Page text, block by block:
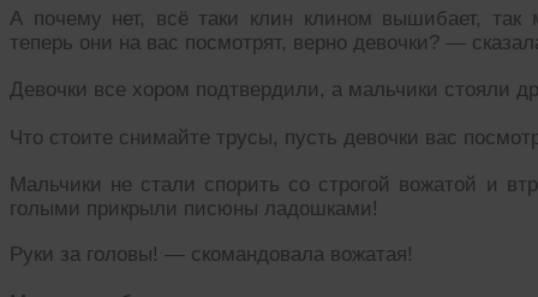
А почему нет, всё таки клин клином вышибает, так
теперь они на вас посмотрят, верно девочки? —
Девочки все хором подтвердили, а мальчики стояли
Что стоите снимайте трусы, пусть девочки вас
Мальчики не стали спорить со строгой вожатой и
голыми прикрыли писюны ладошками!
Руки за головы! — скомандовала вожатая!